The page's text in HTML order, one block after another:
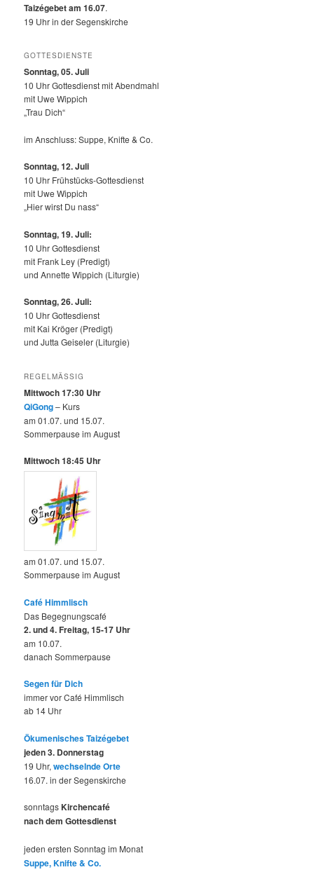
Taizégebet am 16.07.
19 Uhr in der Segenskirche
GOTTESDIENSTE
Sonntag, 05. Juli
10 Uhr Gottesdienst mit Abendmahl
mit Uwe Wippich
„Trau Dich“
im Anschluss: Suppe, Knifte & Co.
Sonntag, 12.Juli
10 Uhr Frühstücks-Gottesdienst
mit Uwe Wippich
„Hier wirst Du nass“
Sonntag, 19. Juli:
10 Uhr Gottesdienst
mit Frank Ley (Predigt)
und Annette Wippich (Liturgie)
Sonntag, 26. Juli:
10 Uhr Gottesdienst
mit Kai Kröger (Predigt)
und Jutta Geiseler (Liturgie)
REGELMÄSSIG
Mittwoch 17:30 Uhr
QiGong– Kurs
am 01.07. und 15.07.
Sommerpause im August
Mittwoch 18:45 Uhr
am 01.07. und 15.07.
Sommerpause im August
Café Himmlisch
Das Begegnungscafé
2. und 4. Freitag, 15-17 Uhr
am 10.07.
danach Sommerpause
Segen für Dich
immer vor Café Himmlisch
ab 14 Uhr
Ökumenisches Taizégebet
jeden 3. Donnerstag
19 Uhr,wechselnde Orte
16.07. in der Segenskirche
sonntagsKirchencafé
nach dem Gottesdienst
jeden ersten Sonntag im Monat
Suppe, Knifte & Co.